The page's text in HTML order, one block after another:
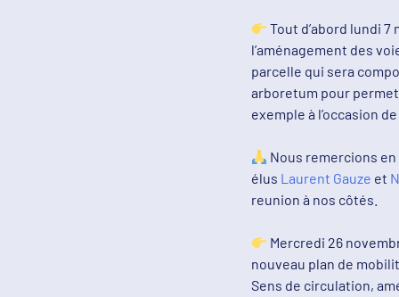
Tout d’abord lundi 7
l’aménagement des
parcelle qui sera
arboretum pour
exemple à l’occasion
Nous remercions
élus Laurent Gauze et
reunion à nos côtés.
Mercredi 26
nouveau plan de
Sens de circulation,